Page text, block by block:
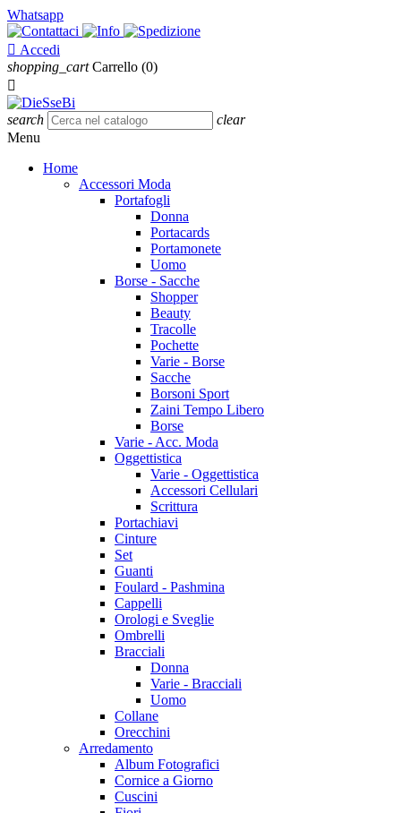
Whatsapp
 Accedi
shopping_cart Carrello (0)

search
clear
Menu
Home
Accessori Moda
Portafogli
Donna
Portacards
Portamonete
Uomo
Borse - Sacche
Shopper
Beauty
Tracolle
Pochette
Varie - Borse
Sacche
Borsoni Sport
Zaini Tempo Libero
Borse
Varie - Acc. Moda
Oggettistica
Varie - Oggettistica
Accessori Cellulari
Scrittura
Portachiavi
Cinture
Set
Guanti
Foulard - Pashmina
Cappelli
Orologi e Sveglie
Ombrelli
Bracciali
Donna
Varie - Bracciali
Uomo
Collane
Orecchini
Arredamento
Album Fotografici
Cornice a Giorno
Cuscini